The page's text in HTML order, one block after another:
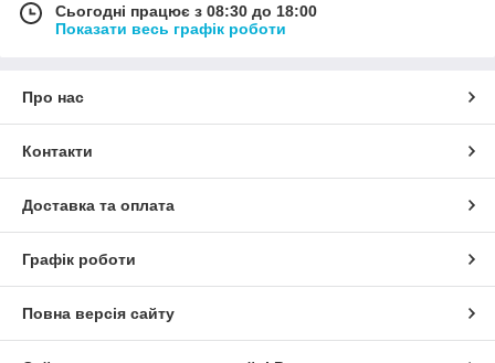
Сьогодні працює з 08:30 до 18:00
Показати весь графік роботи
Про нас
Контакти
Доставка та оплата
Графік роботи
Повна версія сайту